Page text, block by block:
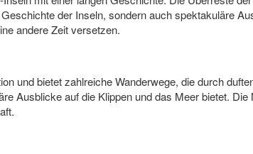
der Inseln, sondern auch spektakuläre
andere Zeit versetzen.
und bietet zahlreiche Wanderwege, die durch
Ausblicke auf die Klippen und das Meer bietet.